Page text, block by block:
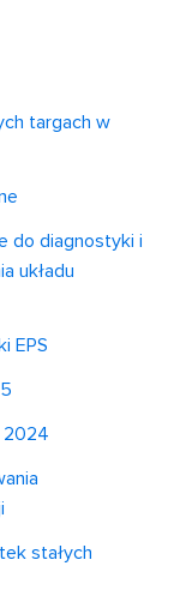
targach w
do diagnostyki i
układu
EPS
2024
stałych